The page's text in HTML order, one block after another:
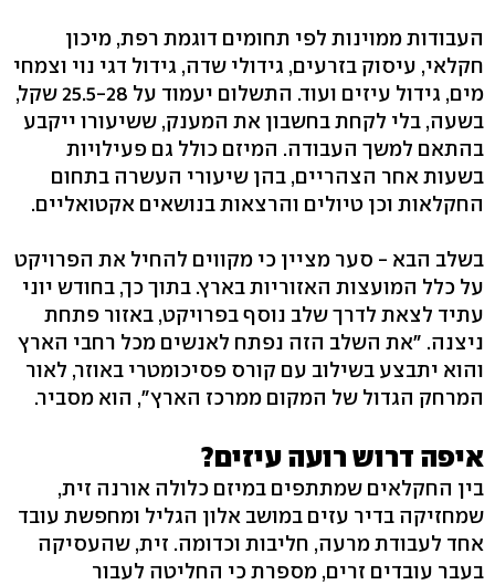
העבודות ממוינות לפי תחומים דוגמת רפת, מיכון
חקלאי, עיסוק בזרעים, גידולי שדה, גידול דגי נוי וצמחי
מים, גידול עיזים ועוד. התשלום יעמוד על 25.5-28 שקל,
בשעה, בלי לקחת בחשבון את המענק, ששיעורו ייקבע
בהתאם למשך העבודה. המיזם כולל גם פעילויות
בשעות אחר הצהריים, בהן שיעורי העשרה בתחום
החקלאות וכן טיולים והרצאות בנושאים אקטואליים.
בשלב הבא - סער מציין כי מקווים להחיל את הפרויקט
על כלל המועצות האזוריות בארץ. בתוך כך, בחודש יוני
עתיד לצאת לדרך שלב נוסף בפרויקט, באזור פתחת
ניצנה. "את השלב הזה נפתח לאנשים מכל רחבי הארץ
והוא יתבצע בשילוב עם קורס פסיכומטרי באוזר, לאור
המרחק הגדול של המקום ממרכז הארץ", הוא מסביר.
איפה דרוש רועה עיזים?
בין החקלאים שמתתפים במיזם כלולה אורנה זית,
שמחזיקה בדיר עזים במושב אלון הגליל ומחפשת עובד
אחד לעבודת מרעה, חליבות וכדומה. זית, שהעסיקה
בעבר עובדים זרים, מספרת כי החליטה לעבור